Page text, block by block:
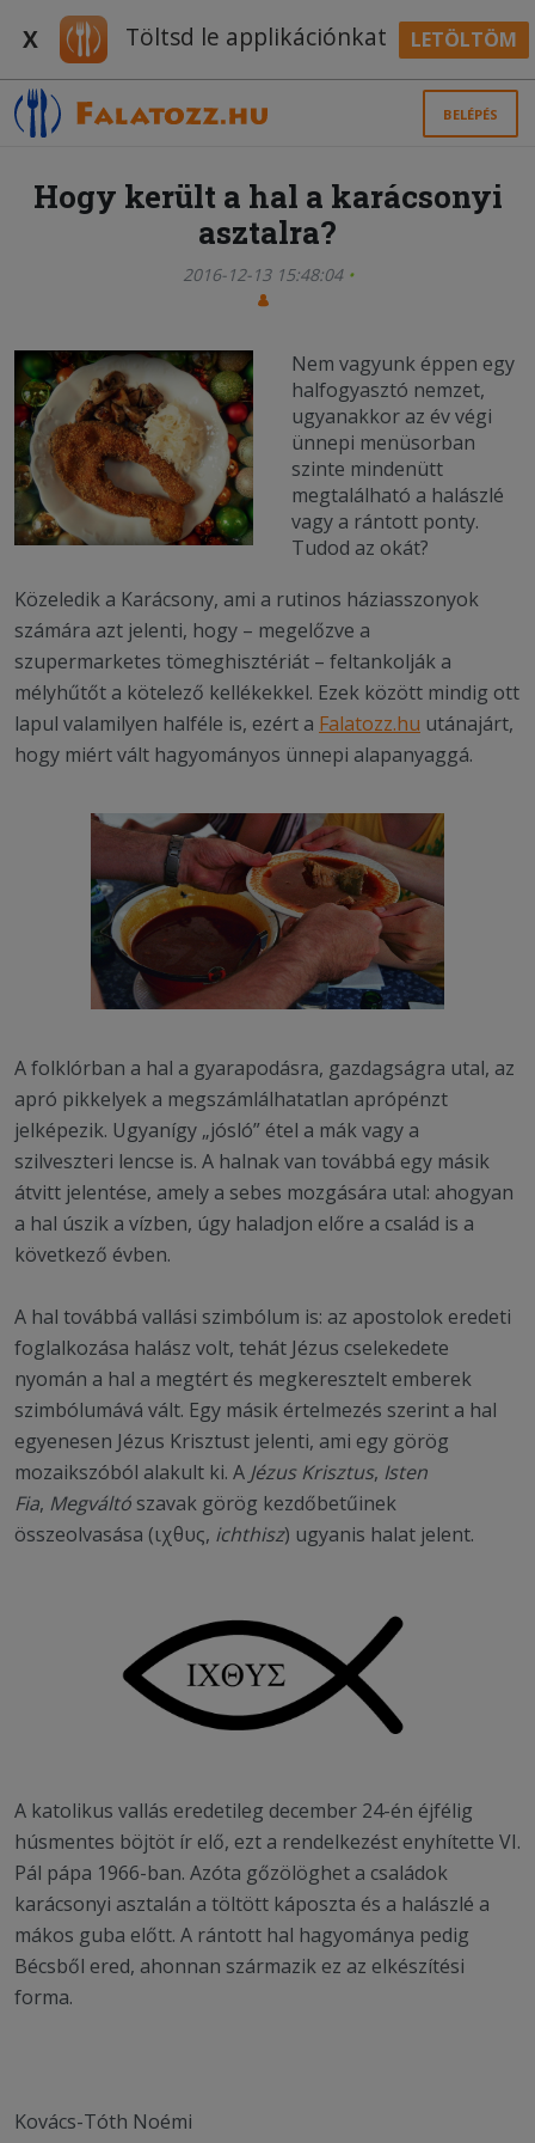
X Töltsd le applikációnkat LETÖLTÖM
BELÉPÉS
Hogy került a hal a karácsonyi
asztalra?
2016-12-13 15:48:04
Nem vagyunk éppen egy
halfogyasztó nemzet,
ugyanakkor az év végi
ünnepi menüsorban
szinte mindenütt
megtalálható a halászlé
vagy a rántott ponty.
Tudod az okát?
Közeledik a Karácsony, ami a rutinos háziasszonyok
számára azt jelenti, hogy – megelőzve a
szupermarketes tömeghisztériát – feltankolják a
mélyhűtőt a kötelező kellékekkel. Ezek között mindig ott
lapul valamilyen halféle is, ezért a Falatozz.hu utánajárt,
hogy miért vált hagyományos ünnepi alapanyaggá.
A folklórban a hal a gyarapodásra, gazdagságra utal, az
apró pikkelyek a megszámlálhatatlan aprópénzt
jelképezik. Ugyanígy „jósló” étel a mák vagy a
szilveszteri lencse is. A halnak van továbbá egy másik
átvitt jelentése, amely a sebes mozgására utal: ahogyan
a hal úszik a vízben, úgy haladjon előre a család is a
következő évben.
A hal továbbá vallási szimbólum is: az apostolok eredeti
foglalkozása halász volt, tehát Jézus cselekedete
nyomán a hal a megtért és megkeresztelt emberek
szimbólumává vált. Egy másik értelmezés szerint a hal
egyenesen Jézus Krisztust jelenti, ami egy görög
mozaikszóból alakult ki. A Jézus Krisztus, Isten
Fia, Megváltó szavak görög kezdőbetűinek
összeolvasása (ιχθυς, ichthisz) ugyanis halat jelent.
A katolikus vallás eredetileg december 24-én éjfélig
húsmentes böjtöt ír elő, ezt a rendelkezést enyhítette VI.
Pál pápa 1966-ban. Azóta gőzölöghet a családok
karácsonyi asztalán a töltött káposzta és a halászlé a
mákos guba előtt. A rántott hal hagyománya pedig
Bécsből ered, ahonnan származik ez az elkészítési
forma.
Kovács-Tóth Noémi